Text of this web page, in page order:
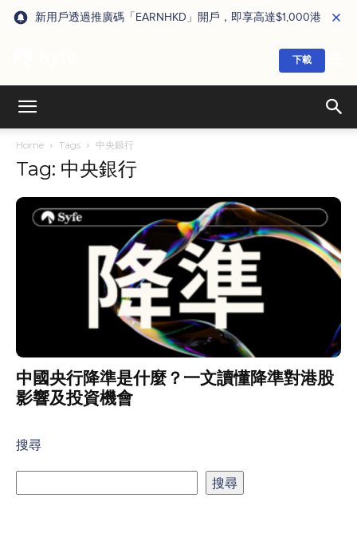
新用戶透過推廣碼「EARNHKD」開戶，即享高達$1,000港元獎賞
下載
Home Tags 中央銀行
Tag: 中央銀行
中國央行降準是什麼？一文讀懂降準對港股
影響及投資機會
搜尋
搜尋